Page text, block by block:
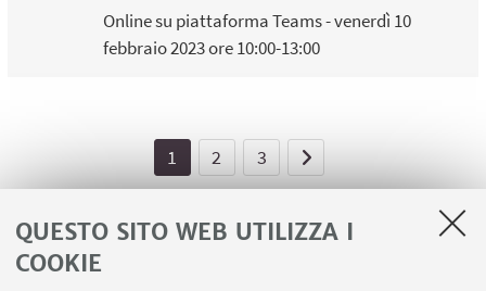
QUESTO SITO WEB UTILIZZA I
COOKIE
Online su piattaforma Teams - venerdì 10
febbraio 2023 ore 10:00-13:00
1 2 3